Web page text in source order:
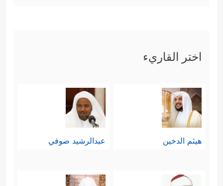
اختر القاريء
هيثم الدخين عبدالرشيد صوفي